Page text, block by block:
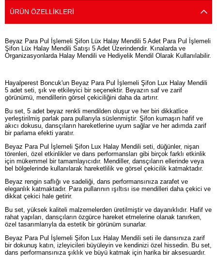
ÜRÜN ÖZELLIKLERI
Beyaz Para Pul İşlemeli Şifon Lüx Halay Mendili 5 Adet Para Pul İşlemeli
Şifon Lüx Halay Mendili Satışı 5 Adet Üzerindendir. Kınalarda ve
Organizasyonlarda Halay Mendili ve Hediyelik Mendil Olarak Kullanılabilir.
Hayalperest Boncuk'un Beyaz Para Pul İşlemeli Şifon Lux Halay Mendili
5 adet seti, şık ve etkileyici bir seçenektir. Beyazın saf ve zarif
görünümü, mendillerin görsel çekiciliğini daha da artırır.
Bu set, 5 adet beyaz renkli mendilden oluşur ve her biri dikkatlice
yerleştirilmiş parlak para pullarıyla süslenmiştir. Şifon kumaşın hafif ve
akıcı dokusu, dansçıların hareketlerine uyum sağlar ve her adımda zarif
bir parlama efekti yaratır.
Beyaz Para Pul İşlemeli Şifon Lux Halay Mendili seti, düğünler, nişan
törenleri, özel etkinlikler ve dans performansları gibi birçok farklı etkinlik
için mükemmel bir tamamlayıcıdır. Mendiller, dansçıların ellerinde veya
bel bölgelerinde kullanılarak hareketlilik ve görsel çekicilik katmaktadır.
Beyaz rengin saflığı ve sadeliği, dans performansınıza zarafet ve
eleganlık katmaktadır. Para pullarının ışıltısı ise mendilleri daha çekici ve
dikkat çekici hale getirir.
Bu set, yüksek kaliteli malzemelerden üretilmiştir ve dayanıklıdır. Hafif ve
rahat yapıları, dansçıların özgürce hareket etmelerine olanak tanırken,
özel tasarımlarıyla da estetik bir görünüm sunarlar.
Beyaz Para Pul İşlemeli Şifon Lux Halay Mendili seti ile dansınıza zarif
bir dokunuş katın, izleyicileri büyüleyin ve kendinizi özel hissedin. Bu set,
dans performansınıza şıklık ve büyü katmak için harika bir aksesuardır.